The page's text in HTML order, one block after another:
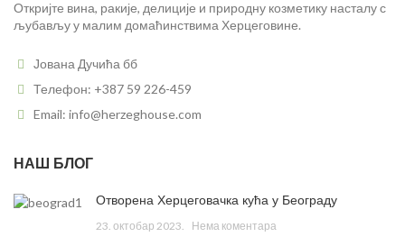
Откријте вина, ракије, делиције и природну козметику насталу с
љубављу у малим домаћинствима Херцеговине.
Јована Дучића бб
Телефон: +387 59 226-459
Email: info@herzeghouse.com
НАШ БЛОГ
Отворена Херцеговачка кућа у Београду
23. октобар 2023. Нема коментара